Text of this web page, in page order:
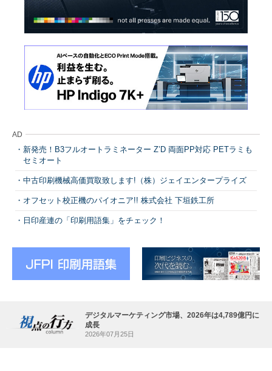
AD
新発売！B3フルオートラミネーター Z’D 両面PP対応 PETラミも
セミオート
中古印刷機械高価買取致します!（株）ジェイエンタープライズ
オフセット校正機のパイオニア!! 株式会社 下垣鉄工所
日印産連の「印刷用語集」をチェック！
デジタルマーケティング市場、2026年は4,789億円に
成長
2026年07月25日